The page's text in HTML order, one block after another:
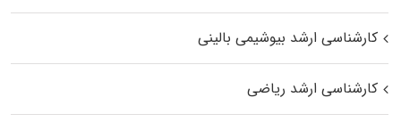
کارشناسی ارشد بیوشیمی بالینی
کارشناسی ارشد ریاضی